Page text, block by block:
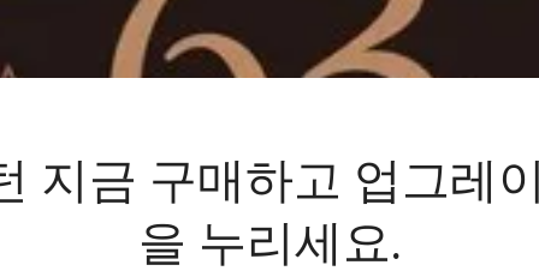
지금 구매하고 업그레
을 누리세요.